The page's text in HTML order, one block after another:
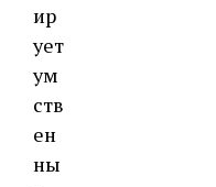
ир
ует
ум
ств
ен
ны